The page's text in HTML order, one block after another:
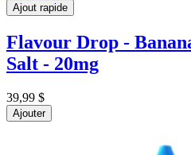
Ajout rapide
Flavour Drop -
Salt - 20mg
39,99 $
Ajouter